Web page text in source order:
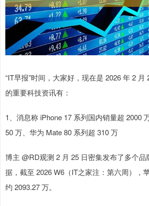
“IT早报”时间，大家好，现在是 2026 年 2 月
的重要科技资讯有：
1、消息称 iPhone 17 系列国内销量超 2000
50 万、华为 Mate 80 系列超 310 万
博主 @RD观测 2 月 25 日密集发布了多个
据，截至 2026 W6（IT之家注：第六周），
约 2093.27 万。